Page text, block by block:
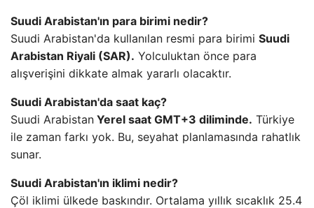
Suudi Arabistan'ın para birimi nedir?
Suudi Arabistan'da kullanılan resmi para birimi Suudi
Arabistan Riyali (SAR). Yolculuktan önce para
alışverişini dikkate almak yararlı olacaktır.
Suudi Arabistan'da saat kaç?
Suudi Arabistan Yerel saat GMT+3 diliminde. Türkiye
ile zaman farkı yok. Bu, seyahat planlamasında rahatlık
sunar.
Suudi Arabistan'ın iklimi nedir?
Çöl iklimi ülkede baskındır. Ortalama yıllık sıcaklık 25.4